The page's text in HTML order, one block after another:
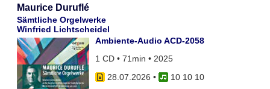
Maurice Duruflé
Sämtliche Orgelwerke
Winfried Lichtscheidel
Ambiente-Audio ACD-2058
1 CD • 71min • 2025
28.07.2026 •
10 10 10